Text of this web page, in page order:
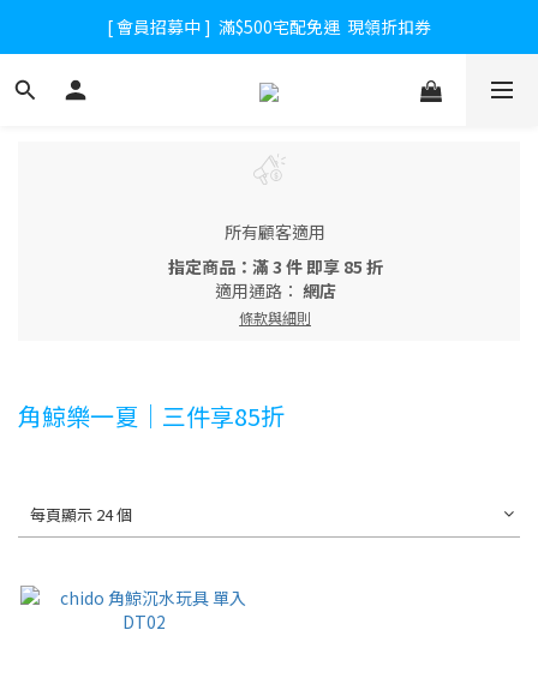
[ 會員招募中 ]  滿$500宅配免運  現領折扣券
所有顧客適用
指定商品：滿 3 件 即享 85 折
適用通路： 網店
條款與細則
角鯨樂一夏｜三件享85折
每頁顯示 24 個